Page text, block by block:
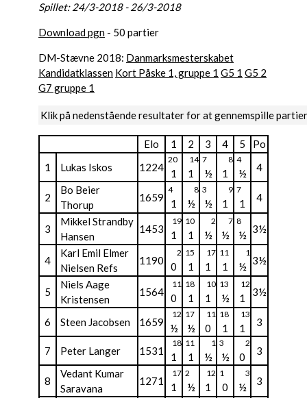
Spillet: 24/3-2018 - 26/3-2018
Download pgn - 50 partier
DM-Stævne 2018: Danmarksmesterskabet
Kandidatklassen Kort Påske 1, gruppe 1 G5 1 G5 2
G7 gruppe 1
Klik på nedenstående resultater for at gennemspille partier
Elo 1 2 3 4 5
Po
1
Lukas Iskos 1224
20
1
14
1
7
½
8
1
4
½ 4
2
Bo Beier
Thorup
1659
4
1
8
½
3
½
9
1
7
1 4
3
Mikkel Strandby
Hansen
1453
19
1
10
1
2
½
7
½
8
½ 3½
4
Karl Emil Elmer
Nielsen Refs
1190
2
0
15
1
17
1
11
1
1
½ 3½
5
Niels Aage
Kristensen
1564
11
0
18
1
10
1
13
½
12
1 3½
6 Steen Jacobsen 1659
12
½
17
½
11
0
18
1
13
1 3
7 Peter Langer 1531
18
1
11
1
1
½
3
½
2
0 3
8
Vedant Kumar
Saravana
1271
17
1
2
½
12
1
1
0
3
½ 3